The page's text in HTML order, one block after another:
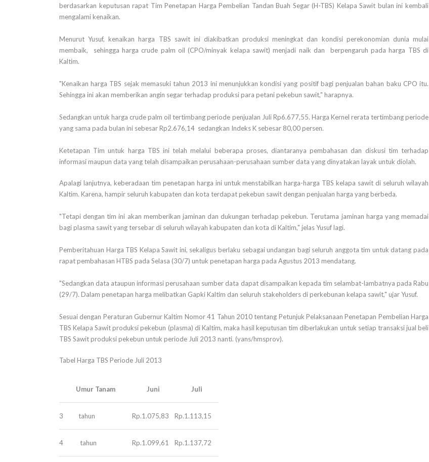
berdasarkan keputusan rapat Tim Penetapan Harga Pembelian Tandan Buah Segar (H-TBS) Kelapa Sawit bulan ini kembali
mengalami kenaikan.
Menurut Yusuf, kenaikan harga TBS sawit ini diakibatkan produksi meningkat dan kondisi perekonomian dunia mulai
membaik, sehingga harga crude palm oil (CPO/minyak kelapa sawit) menjadi naik dan berpengaruh pada harga TBS di
Kaltim.
"Kenaikan harga TBS sejak memasuki tahun 2013 ini menunjukkan kondisi yang positif bagi penjualan bahan baku CPO itu.
Sehingga ini akan memberikan angin segar terhadap produksi para petani pekebun sawit," harapnya.
Sedangkan untuk harga crude palm oil tertimbang periode penjualan Juli Rp6.677,55. Harga Kernel rerata tertimbang periode
yang sama pada bulan ini sebesar Rp2.676,14 sedangkan Indeks K sebesar 80,00 persen.
Ketetapan Tim untuk harga TBS ini telah melalui beberapa proses, diantaranya pembahasan dan diskusi tim terhadap
informasi maupun data yang telah disampaikan perusahaan-perusahaan sumber data yang dinyatakan layak untuk diolah.
Apalagi lanjutnya, keberadaan tim penetapan harga ini untuk menstabilkan harga-harga TBS kelapa sawit di seluruh wilayah
Kaltim. Karena, hampir seluruh kabupaten dan kota terdapat pekebun sawit dengan penjualan harga yang berbeda.
"Tetapi dengan tim ini akan memberikan jaminan dan dukungan terhadap pekebun. Terutama jaminan harga yang memadai
bagi plasma sawit yang tersebar di seluruh wilayah kabupaten dan kota di Kaltim," jelas Yusuf lagi.
Pemberitahuan Harga TBS Kelapa Sawit ini, sekaligus berlaku sebagai undangan bagi seluruh anggota tim untuk datang pada
rapat pembahasan HTBS pada Selasa (30/7) untuk penetapan harga pada Agustus 2013 mendatang.
"Sedangkan data ataupun informasi perusahaan sumber data dapat disampaikan kepada tim selambat-lambatnya pada Rabu
(29/7). Dalam penetapan harga melibatkan Gapki Kaltim dan seluruh stakeholders di perkebunan kelapa sawit," ujar Yusuf.
Sesuai dengan Peraturan Gubernur Kaltim Nomor 41 Tahun 2010 tentang Petunjuk Pelaksanaan Penetapan Pembelian Harga
TBS Kelapa Sawit produksi pekebun (plasma) di Kaltim, maka hasil keputusan tim diberlakukan untuk setiap transaksi jual beli
TBS Sawit produksi pekebun untuk periode Juli 2013 nanti. (yans/hmsprov).
Tabel Harga TBS Periode Juli 2013
Umur Tanam Juni Juli
3 tahun Rp.1.075,83 Rp.1.113,15
4 tahun Rp.1.099,61 Rp.1.137,72